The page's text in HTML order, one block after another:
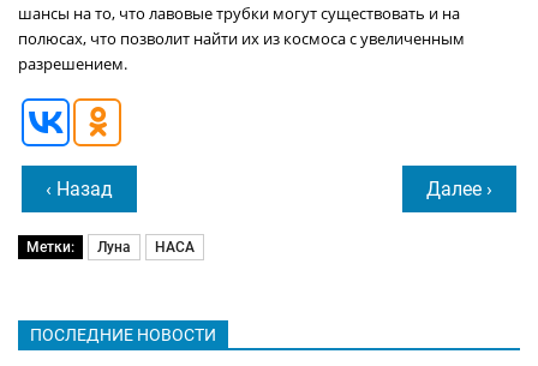
шансы на то, что лавовые трубки могут существовать и на
полюсах, что позволит найти их из космоса с увеличенным
разрешением.
‹ Назад Далее ›
Метки: Луна НАСА
ПОСЛЕДНИЕ НОВОСТИ